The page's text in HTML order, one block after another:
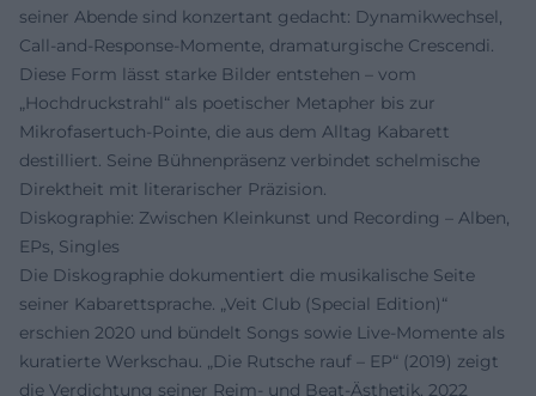
seiner Abende sind konzertant gedacht: Dynamikwechsel,
Call-and-Response-Momente, dramaturgische Crescendi.
Diese Form lässt starke Bilder entstehen – vom
„Hochdruckstrahl“ als poetischer Metapher bis zur
Mikrofasertuch-Pointe, die aus dem Alltag Kabarett
destilliert. Seine Bühnenpräsenz verbindet schelmische
Direktheit mit literarischer Präzision.
Diskographie: Zwischen Kleinkunst und Recording – Alben,
EPs, Singles
Die Diskographie dokumentiert die musikalische Seite
seiner Kabarettsprache. „Veit Club (Special Edition)“
erschien 2020 und bündelt Songs sowie Live-Momente als
kuratierte Werkschau. „Die Rutsche rauf – EP“ (2019) zeigt
die Verdichtung seiner Reim- und Beat-Ästhetik. 2022